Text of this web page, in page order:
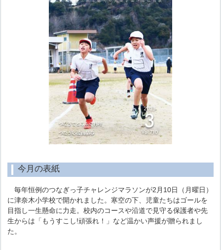
今月の表紙
毎年恒例のつなぎっ子チャレンジマラソンが2月10日（月曜日）
に津奈木小学校で開かれました。寒空の下、児童たちはゴールを
目指し一生懸命に力走。校内のコースや沿道で見守る保護者や先
生からは「もうすこし!頑張れ！」など温かい声援が贈られまし
た。